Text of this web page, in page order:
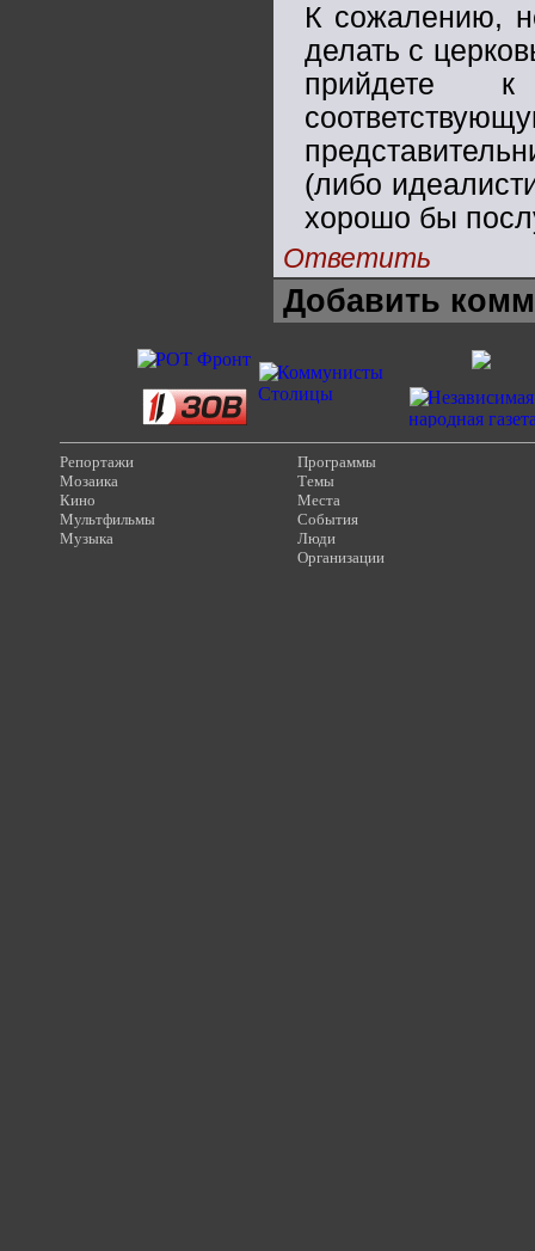
К сожалению,
делать с
прийдете к
(либо
хорошо бы
Ответить
Добавить
Репортажи
Мозаика
Кино
Мультфильмы
Музыка
Программы
Темы
Места
События
Люди
Организации